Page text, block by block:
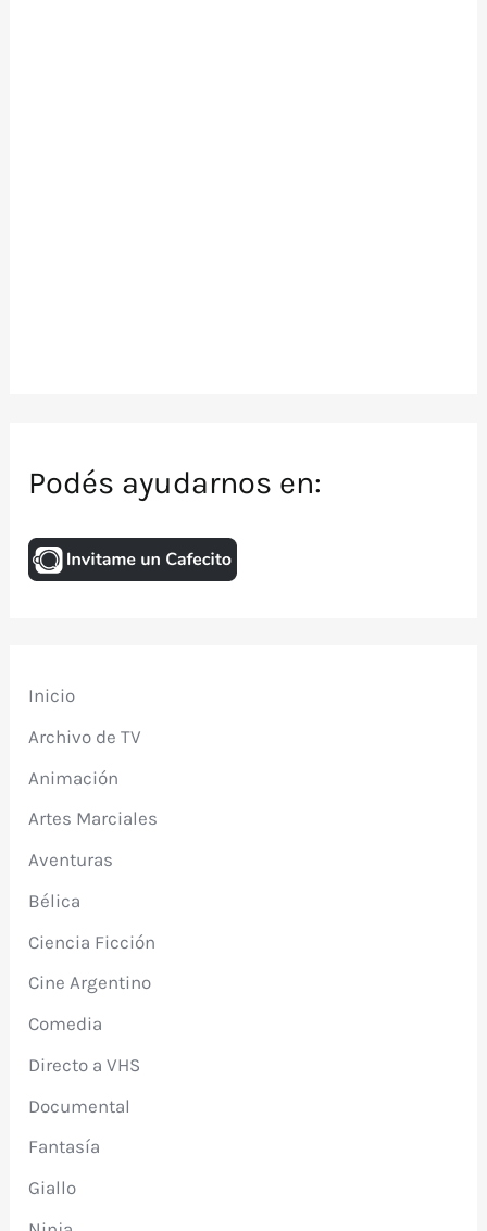
Podés ayudarnos en:
Inicio
Archivo de TV
Animación
Artes Marciales
Aventuras
Bélica
Ciencia Ficción
Cine Argentino
Comedia
Directo a VHS
Documental
Fantasía
Giallo